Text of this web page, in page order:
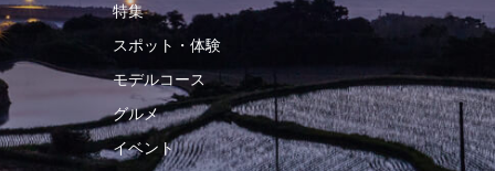
特集
スポット・体験
モデルコース
グルメ
イベント